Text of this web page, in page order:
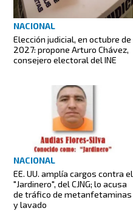
NACIONAL
Elección judicial, en octubre de
2027: propone Arturo Chávez,
consejero electoral del INE
NACIONAL
EE. UU. amplía cargos contra el
"Jardinero", del CJNG; lo acusa
de tráfico de metanfetaminas
y lavado